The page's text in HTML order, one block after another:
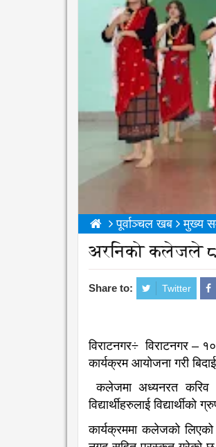
पूर्वाञ्चल खब मुख्य
अरनिको कलेजले ८
Share to: Twitter
विराटनगर÷ विराटनगर – १०
कार्यक्रम आयोजना गरी
कलेजमा अध्यनरत करिव
विद्यार्थीहरुलाई
कार्यक्रममा कलेजको लिएको